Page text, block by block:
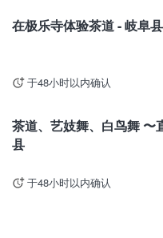
在极乐寺体验茶道 - 岐阜县
于48小时以内确认
茶道、艺妓舞、白鸟舞 〜
县
于48小时以内确认